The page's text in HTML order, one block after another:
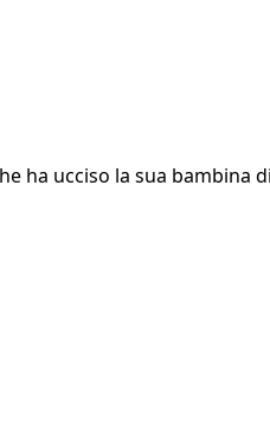
ha ucciso la sua bambina